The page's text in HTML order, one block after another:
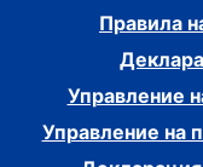
Правила
Управление
Управление на